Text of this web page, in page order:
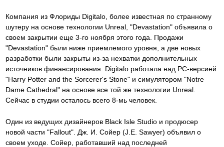
Компания из Флориды Digitalo, более известная по странному
шутеру на основе технологии Unreal, "Devastation" объявила о
своем закрытии еще 3-го ноября этого года. Продажи
"Devastation" были ниже приемлемого уровня, а две новых
разработки были закрыты из-за нехватки дополнительных
источников финансирования. Digitalo работала над PC-версией
"Harry Potter and the Sorcerer's Stone" и симулятором "Notre
Dame Cathedral" на основе все той же технологии Unreal.
Сейчас в студии осталось всего 8-мь человек.
Один из ведущих дизайнеров Black Isle Studio и продюсер
новой части "Fallout". Дж. И. Сойер (J.E. Sawyer) объявил о
своем уходе. Сойер, работавший над последней